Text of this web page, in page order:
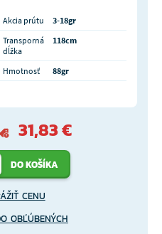
Akcia prútu
3-18gr
Transporná
dĺžka
118cm
Hmotnosť
88gr
31,83 €
DO KOŠÍKA
CENU
OBĽÚBENÝCH